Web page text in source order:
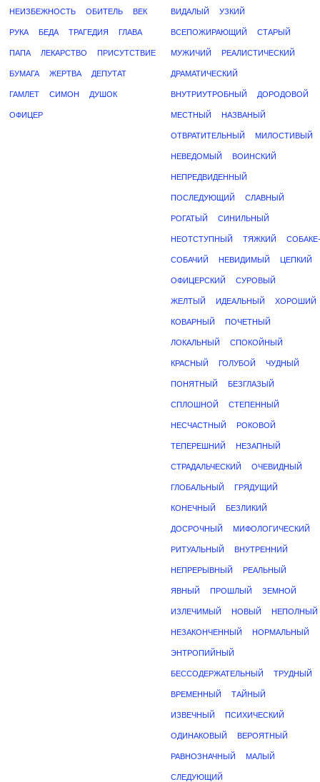
НЕИЗБЕЖНОСТЬ ОБИТЕЛЬ ВЕК
РУКА БЕДА ТРАГЕДИЯ ГЛАВА
ПАПА ЛЕКАРСТВО ПРИСУТСТВИЕ
БУМАГА ЖЕРТВА ДЕПУТАТ
ГАМЛЕТ СИМОН ДУШОК
ОФИЦЕР
ВИДАЛЫЙ УЗКИЙ
ВСЕПОЖИРАЮЩИЙ СТАРЫЙ
МУЖИЧИЙ РЕАЛИСТИЧЕСКИЙ
ДРАМАТИЧЕСКИЙ
ВНУТРИУТРОБНЫЙ ДОРОДОВОЙ
МЕСТНЫЙ НАЗВАНЫЙ
ОТВРАТИТЕЛЬНЫЙ МИЛОСТИВЫЙ
НЕВЕДОМЫЙ ВОИНСКИЙ
НЕПРЕДВИДЕННЫЙ
ПОСЛЕДУЮЩИЙ СЛАВНЫЙ
РОГАТЫЙ СИНИЛЬНЫЙ
НЕОТСТУПНЫЙ ТЯЖКИЙ СОБАКЕ-
СОБАЧИЙ НЕВИДИМЫЙ ЦЕПКИЙ
ОФИЦЕРСКИЙ СУРОВЫЙ
ЖЕЛТЫЙ ИДЕАЛЬНЫЙ ХОРОШИЙ
КОВАРНЫЙ ПОЧЕТНЫЙ
ЛОКАЛЬНЫЙ СПОКОЙНЫЙ
КРАСНЫЙ ГОЛУБОЙ ЧУДНЫЙ
ПОНЯТНЫЙ БЕЗГЛАЗЫЙ
СПЛОШНОЙ СТЕПЕННЫЙ
НЕСЧАСТНЫЙ РОКОВОЙ
ТЕПЕРЕШНИЙ НЕЗАПНЫЙ
СТРАДАЛЬЧЕСКИЙ ОЧЕВИДНЫЙ
ГЛОБАЛЬНЫЙ ГРЯДУЩИЙ
КОНЕЧНЫЙ БЕЗЛИКИЙ
ДОСРОЧНЫЙ МИФОЛОГИЧЕСКИЙ
РИТУАЛЬНЫЙ ВНУТРЕННИЙ
НЕПРЕРЫВНЫЙ РЕАЛЬНЫЙ
ЯВНЫЙ ПРОШЛЫЙ ЗЕМНОЙ
ИЗЛЕЧИМЫЙ НОВЫЙ НЕПОЛНЫЙ
НЕЗАКОНЧЕННЫЙ НОРМАЛЬНЫЙ
ЭНТРОПИЙНЫЙ
БЕССОДЕРЖАТЕЛЬНЫЙ ТРУДНЫЙ
ВРЕМЕННЫЙ ТАЙНЫЙ
ИЗВЕЧНЫЙ ПСИХИЧЕСКИЙ
ОДИНАКОВЫЙ ВЕРОЯТНЫЙ
РАВНОЗНАЧНЫЙ МАЛЫЙ
СЛЕДУЮЩИЙ